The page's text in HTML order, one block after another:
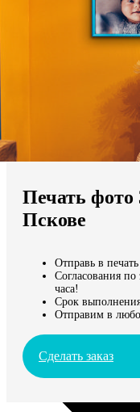
Мы доставляем по
Продолжить без города
Печать фото
Пскове
Отправь в
Согласования
часа!
Срок
Отправим в
Сделать заказ